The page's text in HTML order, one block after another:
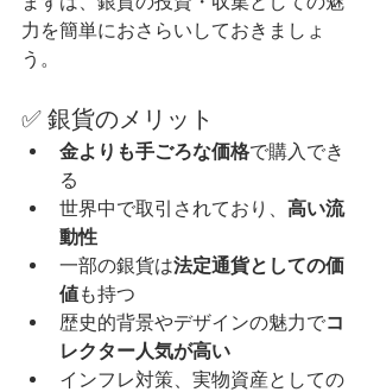
力を簡単におさらいしておきましょ
う。
✅ 銀貨のメリット
金よりも手ごろな価格で購入でき
る
世界中で取引されており、 高い流
動性
一部の銀貨は法定通貨としての価
値も持つ
歴史的背景やデザインの魅力でコ
レクター人気が高い
インフレ対策、実物資産としての